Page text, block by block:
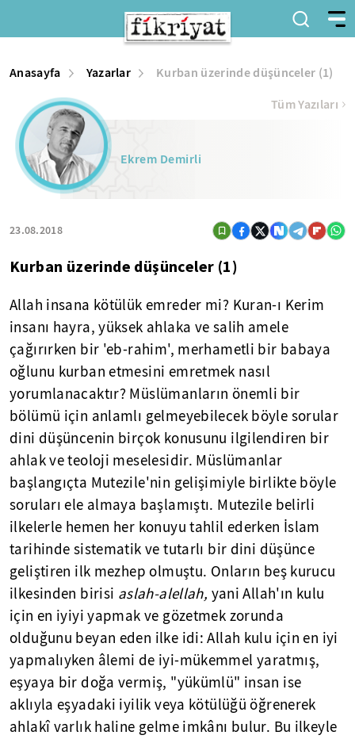
Anasayfa Yazarlar Kurban üzerinde düşünceler (1)
Ekrem Demirli
23.08.2018
Tüm Yazıları
Kurban üzerinde düşünceler (1)
Allah insana kötülük emreder mi? Kuran-ı Kerim
insanı hayra, yüksek ahlaka ve salih amele
çağırırken bir 'eb-rahim', merhametli bir babaya
oğlunu kurban etmesini emretmek nasıl
yorumlanacaktır? Müslümanların önemli bir
bölümü için anlamlı gelmeyebilecek böyle sorular
dini düşüncenin birçok konusunu ilgilendiren bir
ahlak ve teoloji meselesidir. Müslümanlar
başlangıçta Mutezile'nin gelişimiyle birlikte böyle
soruları ele almaya başlamıştı. Mutezile belirli
ilkelerle hemen her konuyu tahlil ederken İslam
tarihinde sistematik ve tutarlı bir dini düşünce
geliştiren ilk mezhep olmuştu. Onların beş kurucu
ilkesinden birisi aslah-alellah, yani Allah'ın kulu
için en iyiyi yapmak ve gözetmek zorunda
olduğunu beyan eden ilke idi: Allah kulu için en iyi
yapmalıyken âlemi de iyi-mükemmel yaratmış,
eşyaya bir doğa vermiş, "yükümlü" insan ise
aklıyla eşyadaki iyilik veya kötülüğü öğrenerek
ahlakî varlık haline gelme imkânı bulur. Bu ilkeyle